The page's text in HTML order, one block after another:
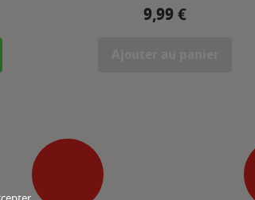
Prix
9,99 €